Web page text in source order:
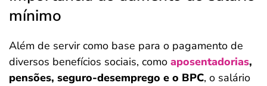
mínimo
Além de servir como base para o pagamento de
diversos benefícios sociais, como aposentadorias,
pensões, seguro-desemprego e o BPC, o salário